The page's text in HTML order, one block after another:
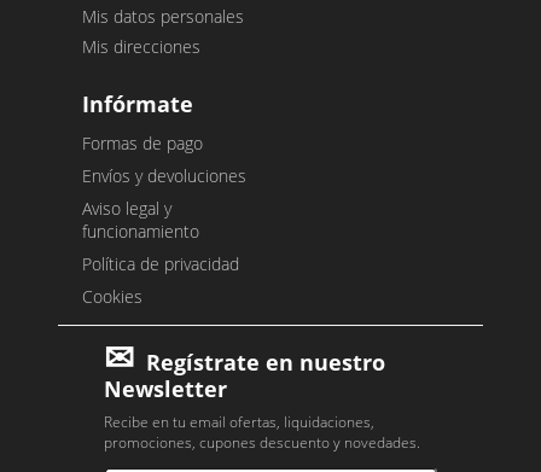
Mis datos personales
Mis direcciones
Infórmate
Formas de pago
Envíos y devoluciones
Aviso legal y
funcionamiento
Política de privacidad
Cookies
Regístrate en nuestro
Newsletter
Recibe en tu email ofertas, liquidaciones,
promociones, cupones descuento y novedades.